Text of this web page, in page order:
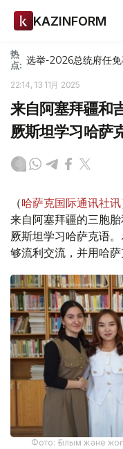
KAZINFORM
热
点: 选举-2026总统府任免
22:14, 13 11月 2025
来自阿塞拜疆和
厥斯坦学习哈萨
（哈萨克国际通讯社讯
来自阿塞拜疆的三胞
厥斯坦学习哈萨克语
够流利交流，并用哈萨
Фото: Ғылым және